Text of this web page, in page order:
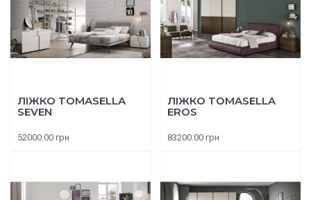
ЛІЖКО TOMASELLA
SEVEN
52000.00 грн
ЛІЖКО TOMASELLA
EROS
83200.00 грн